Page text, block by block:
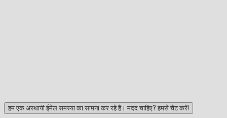
हम एक अस्थायी ईमेल समस्या का सामना कर रहे हैं। मदद चाहिए? हमसे चैट करें!